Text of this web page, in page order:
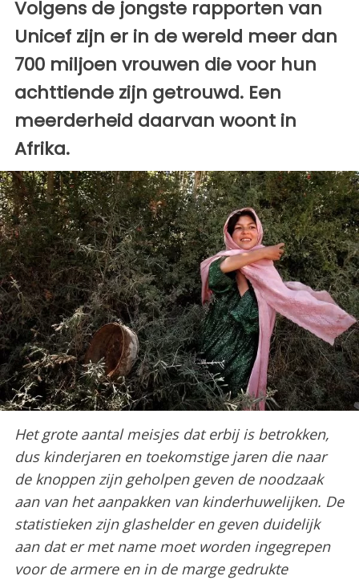
Volgens de jongste rapporten van
Unicef zijn er in de wereld meer dan
700 miljoen vrouwen die voor hun
achttiende zijn getrouwd. Een
meerderheid daarvan woont in
Afrika.
Het grote aantal meisjes dat erbij is betrokken,
dus kinderjaren en toekomstige jaren die naar
de knoppen zijn geholpen geven de noodzaak
aan van het aanpakken van kinderhuwelijken. De
statistieken zijn glashelder en geven duidelijk
aan dat er met name moet worden ingegrepen
voor de armere en in de marge gedrukte